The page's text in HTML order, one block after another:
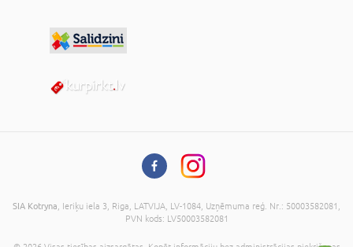
SIA Kotryna , Ieriķu iela 3, Riga, LATVIJA, LV-1084, Uzņēmuma reģ. Nr.: 50003582081,
PVN kods: LV50003582081